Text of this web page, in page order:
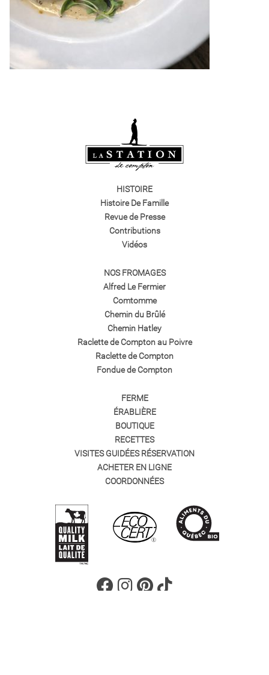
HISTOIRE
Histoire De Famille
Revue de Presse
Contributions
Vidéos
NOS FROMAGES
Alfred Le Fermier
Comtomme
Chemin du Brûlé
Chemin Hatley
Raclette de Compton au Poivre
Raclette de Compton
Fondue de Compton
FERME
ÉRABLIÈRE
BOUTIQUE
RECETTES
VISITES GUIDÉES RÉSERVATION
ACHETER EN LIGNE
COORDONNÉES